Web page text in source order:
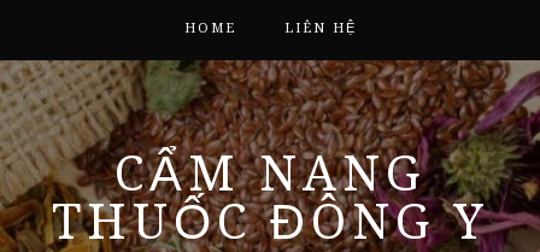
HOME LIÊN HỆ
CẨM NANG
THUỐC ĐÔNG Y